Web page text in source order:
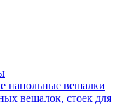
напольные вешалки
вешалок, стоек для